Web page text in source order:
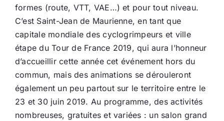
formes (route, VTT, VAE…) et pour tout niveau.
C’est Saint-Jean de Maurienne, en tant que
capitale mondiale des cyclogrimpeurs et ville
étape du Tour de France 2019, qui aura l’honneur
d’accueillir cette année cet événement hors du
commun, mais des animations se dérouleront
également un peu partout sur le territoire entre le
23 et 30 juin 2019. Au programme, des activités
nombreuses, gratuites et variées : un salon grand